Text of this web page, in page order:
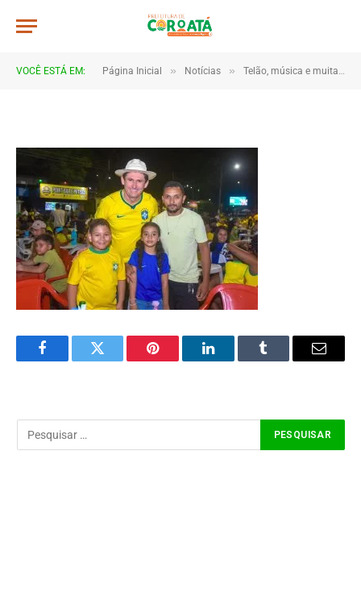
VOCÊ ESTÁ EM: Página Inicial » Notícias » Telão, música e muita torcida marcam estreia do Brasil em Coroatá
JWR_5083
FacebookTwitter Pinterest LinkedInTumblr Email